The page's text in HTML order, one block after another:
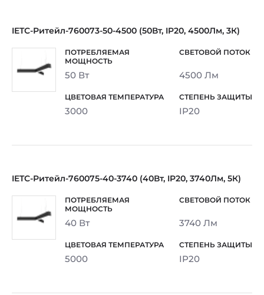
IETC-Ритейл-760073-50-4500 (50Вт, IP20, 4500Лм, 3К)
50 Вт 4500 Лм
3000 IP20
IETC-Ритейл-760075-40-3740 (40Вт, IP20, 3740Лм, 5К)
40 Вт 3740 Лм
5000 IP20